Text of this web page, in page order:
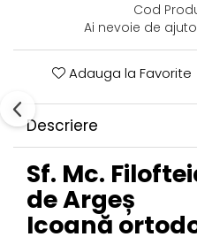
Cod
Ai nevoie de
Adauga la Favorite
Descriere
Sf. Mc.
de Argeș
Icoană